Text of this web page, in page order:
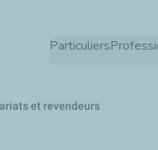
Particuliers
et revendeurs